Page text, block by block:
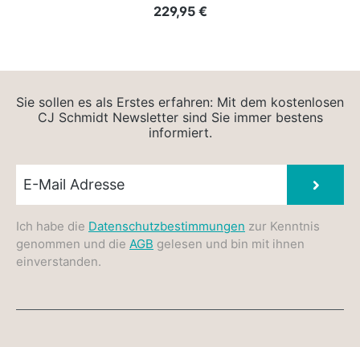
Regulärer Preis:
229,95 €
Sie sollen es als Erstes erfahren: Mit dem kostenlosen
CJ Schmidt Newsletter sind Sie immer bestens
informiert.
Ich habe die Datenschutzbestimmungen zur Kenntnis
genommen und die AGB gelesen und bin mit ihnen
einverstanden.